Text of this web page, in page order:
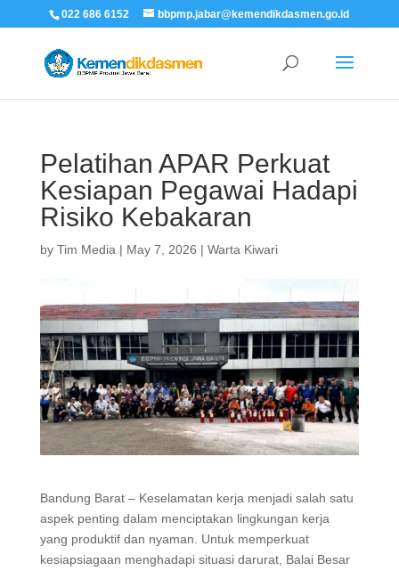
022 686 6152 bbpmp.jabar@kemendikdasmen.go.id
Pelatihan APAR Perkuat
Kesiapan Pegawai Hadapi
Risiko Kebakaran
by Tim Media | May 7, 2026 | Warta Kiwari
Bandung Barat – Keselamatan kerja menjadi salah satu
aspek penting dalam menciptakan lingkungan kerja
yang produktif dan nyaman. Untuk memperkuat
kesiapsiagaan menghadapi situasi darurat, Balai Besar